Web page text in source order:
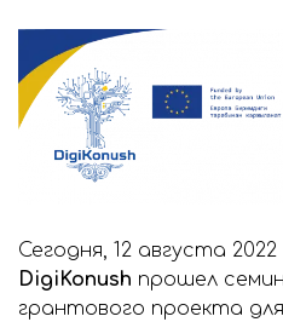
Сегодня, 12 августа
DigiKonush прошел
грантового проекта